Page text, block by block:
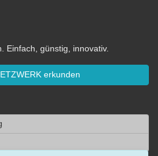
Einfach, günstig, innovativ.
erkunden